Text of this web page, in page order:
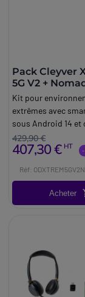
Pack Cleyver
5G V2 +
Modular
Kit pour
extrêmes avec
sous Android 14 et
Bluetooth avec
active de bruit
429,90 €
407,30 € HT
Réf:
Acheter